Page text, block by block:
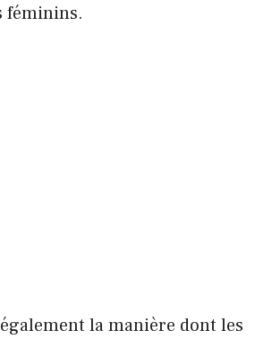
féminins.
la manière dont les